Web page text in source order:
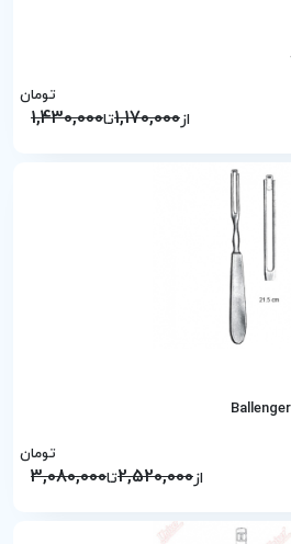
از1,170,000تا1,430,000
تومان
از2,520,000تا3,080,000
تومان